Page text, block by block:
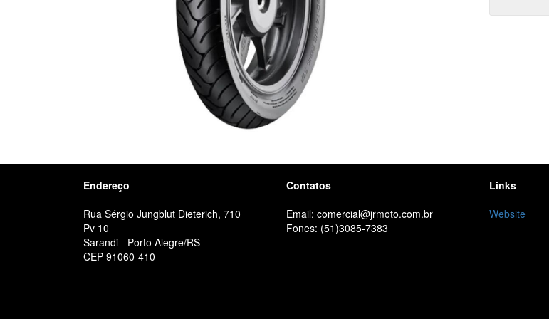
Endereço
Rua Sérgio Jungblut Dieterich, 710
Pv 10
Sarandi - Porto Alegre/RS
CEP 91060-410
Contatos
Email: comercial@jrmoto.com.br
Fones: (51)3085-7383
Links
Website